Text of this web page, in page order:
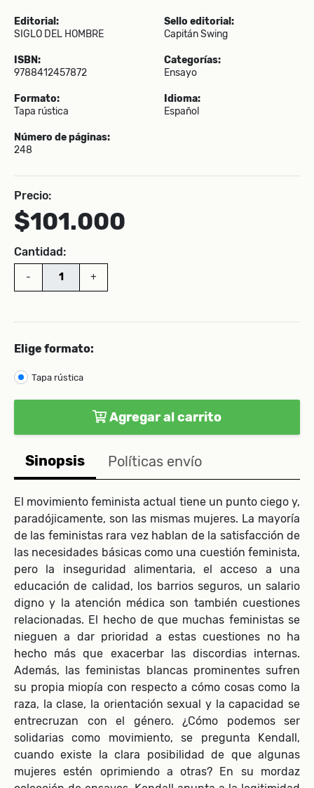
Editorial:
SIGLO DEL HOMBRE
Sello editorial:
Capitán Swing
ISBN:
9788412457872
Categorías:
Ensayo
Formato:
Tapa rústica
Idioma:
Español
Número de páginas:
248
Precio:
$101.000
Cantidad:
- +
Elige formato:
Tapa rústica
Agregar al carrito
Sinopsis Políticas envío
El movimiento feminista actual tiene un punto ciego y,
paradójicamente, son las mismas mujeres. La mayoría
de las feministas rara vez hablan de la satisfacción de
las necesidades básicas como una cuestión feminista,
pero la inseguridad alimentaria, el acceso a una
educación de calidad, los barrios seguros, un salario
digno y la atención médica son también cuestiones
relacionadas. El hecho de que muchas feministas se
nieguen a dar prioridad a estas cuestiones no ha
hecho más que exacerbar las discordias internas.
Además, las feministas blancas prominentes sufren
su propia miopía con respecto a cómo cosas como la
raza, la clase, la orientación sexual y la capacidad se
entrecruzan con el género. ¿Cómo podemos ser
solidarias como movimiento, se pregunta Kendall,
cuando existe la clara posibilidad de que algunas
mujeres estén oprimiendo a otras? En su mordaz